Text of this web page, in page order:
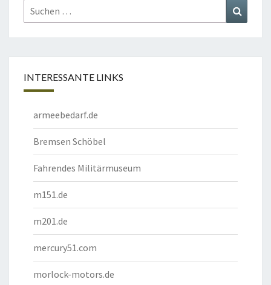
Suchen
nach:
INTERESSANTE LINKS
armeebedarf.de
Bremsen Schöbel
Fahrendes Militärmuseum
m151.de
m201.de
mercury51.com
morlock-motors.de